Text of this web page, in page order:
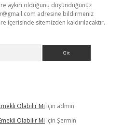
aykırı olduğunu düşündüğünüz
adresine bildirmeniz
içerisinde sitemizden kaldırılacaktır.
Olabilir Mi için admin
Olabilir Mi için Şermin